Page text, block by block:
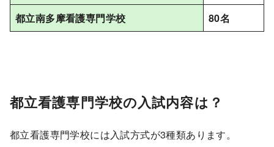
都立南多摩看護専門学校
80名
都立看護専門学校の入試内容は？
都立看護専門学校には入試方式が3種類あります。